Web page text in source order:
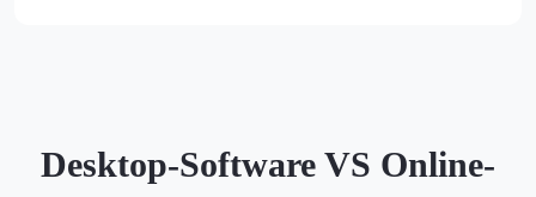
Desktop-Software VS Online-